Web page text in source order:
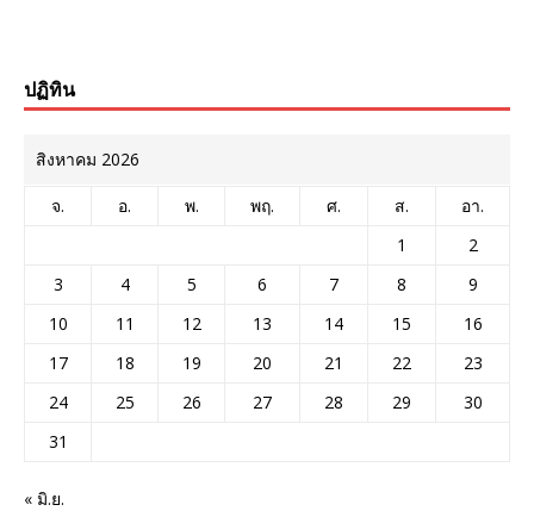
ปฏิทิน
สิงหาคม 2026
จ. อ. พ. พฤ. ศ. ส.
อา.
1
2
3
4 5 6 7 8
9
10
11 12 13 14 15
16
17
18 19 20 21 22
23
24
25 26 27 28 29
30
31
« มิ.ย.